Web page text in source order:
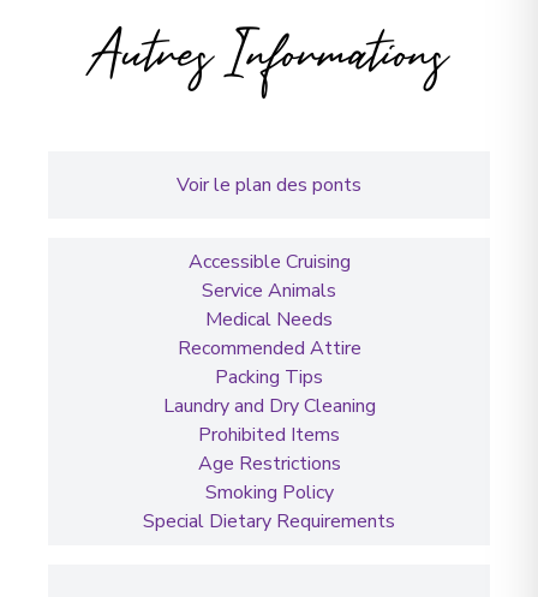
Autres Informations
Voir le plan des ponts
Accessible Cruising
Service Animals
Medical Needs
Recommended Attire
Packing Tips
Laundry and Dry Cleaning
Prohibited Items
Age Restrictions
Smoking Policy
Special Dietary Requirements